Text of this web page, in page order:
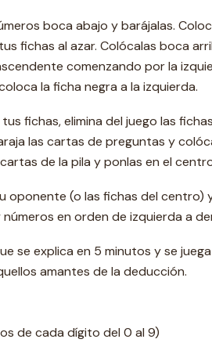
boca abajo y barájalas.
fichas al azar. Colócalas boca
comenzando por la
la ficha negra a la izquierda.
fichas, elimina del juego las
las cartas de preguntas y
de la pila y ponlas en el
oponente (o las fichas del centro)
en orden de izquierda a
se explica en 5 minutos y se juega
amantes de la deducción.
de cada dígito del 0 al 9)